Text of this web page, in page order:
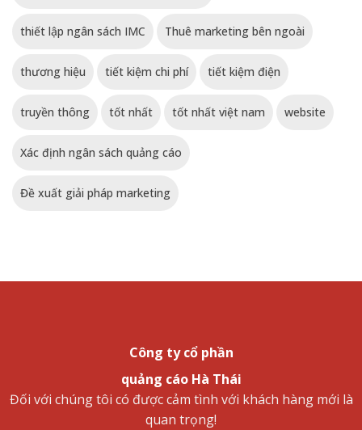
thiết lập ngân sách IMC Thuê marketing bên ngoài
thương hiệu tiết kiệm chi phí tiết kiệm điện
truyền thông tốt nhất tốt nhất việt nam website
Xác định ngân sách quảng cáo
Đề xuất giải pháp marketing
Công ty cổ phần
quảng cáo Hà Thái
Đối với chúng tôi có được cảm tình với khách hàng mới là
quan trọng!